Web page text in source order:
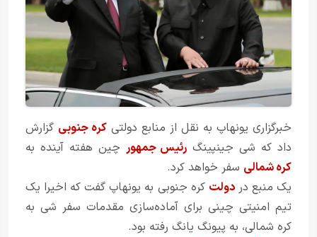
خبرگزاری یونهاپ به نقل از منابع دولتی کره جنوبی گزارش
داد که شی جینپینگ رئیس جمهور چین هفته آینده به
کره شمالی سفر خواهد کرد.
یک منبع دردولت کره جنوبی به یونهاپ گفت که اخیرا یک
تیم امنیتی چینی برای آماده‌سازی مقدمات سفر شی به
کره شمالی، به پیونگ یانگ رفته بود.